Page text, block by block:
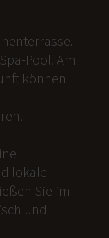
Pool. Am
können
lokale
Sie im
und